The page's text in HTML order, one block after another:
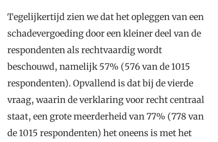
Tegelijkertijd zien we dat het opleggen van een
schadevergoeding door een kleiner deel van de
respondenten als rechtvaardig wordt
beschouwd, namelijk 57% (576 van de 1015
respondenten). Opvallend is dat bij de vierde
vraag, waarin de verklaring voor recht centraal
staat, een grote meerderheid van 77% (778 van
de 1015 respondenten) het oneens is met het